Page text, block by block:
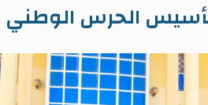
الحرس الوطني